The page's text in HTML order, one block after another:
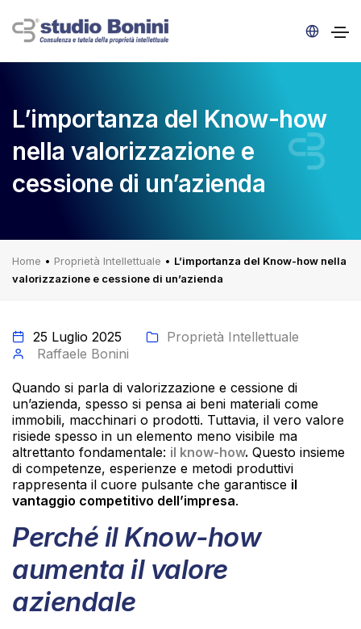
L’importanza del Know-how
nella valorizzazione e
cessione di un’azienda
Home • Proprietà Intellettuale • L’importanza del Know-how nella
valorizzazione e cessione di un’azienda
25 Luglio 2025
Proprietà Intellettuale
Raffaele Bonini
Quando si parla di valorizzazione e cessione di
un’azienda, spesso si pensa ai beni materiali come
immobili, macchinari o prodotti. Tuttavia, il vero valore
risiede spesso in un elemento meno visibile ma
altrettanto fondamentale: il know-how. Questo insieme
di competenze, esperienze e metodi produttivi
rappresenta il cuore pulsante che garantisce il
vantaggio competitivo dell’impresa.
Perché il Know-how
aumenta il valore
aziendale